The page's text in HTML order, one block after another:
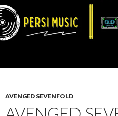
AVENGED SEVENFOLD